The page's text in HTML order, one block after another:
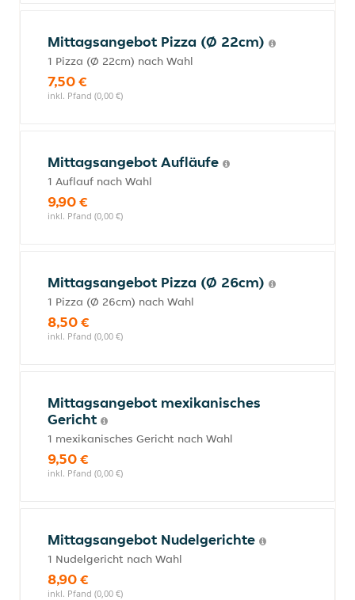
Mittagsangebot Pizza (Ø 22cm)
1 Pizza (Ø 22cm) nach Wahl
7,50 €
inkl. Pfand (0,00 €)
Mittagsangebot Aufläufe
1 Auflauf nach Wahl
9,90 €
inkl. Pfand (0,00 €)
Mittagsangebot Pizza (Ø 26cm)
1 Pizza (Ø 26cm) nach Wahl
8,50 €
inkl. Pfand (0,00 €)
Mittagsangebot mexikanisches
Gericht
1 mexikanisches Gericht nach Wahl
9,50 €
inkl. Pfand (0,00 €)
Mittagsangebot Nudelgerichte
1 Nudelgericht nach Wahl
8,90 €
inkl. Pfand (0,00 €)